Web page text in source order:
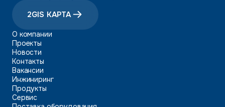
2GIS КАРТА
О компании
Проекты
Новости
Контакты
Вакансии
Инжиниринг
Продукты
Сервис